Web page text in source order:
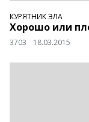
КУРЯТНИК ЭЛА
Хорошо или
3703 18.03.2015